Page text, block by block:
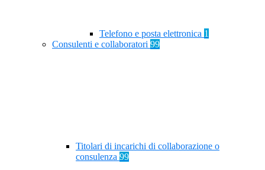
Telefono e posta elettronica 1
Consulenti e collaboratori 99
Titolari di incarichi di collaborazione o
consulenza 99